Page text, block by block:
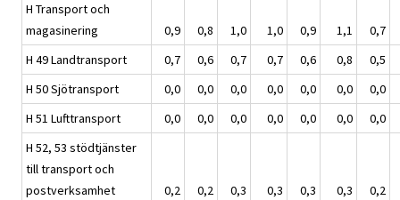
H Transport och
magasinering
0,9 0,8 1,0 1,0 0,9 1,1
0,7
H 49 Landtransport
0,7 0,6 0,7 0,7 0,6 0,8
0,5
H 50 Sjötransport
0,0 0,0 0,0 0,0 0,0 0,0
0,0
H 51 Lufttransport
0,0 0,0 0,0 0,0 0,0 0,0
0,0
H 52, 53 stödtjänster
till transport och
postverksamhet
0,2 0,2 0,3 0,3 0,3 0,3
0,2